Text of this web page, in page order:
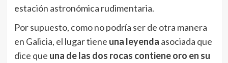
estación astronómica rudimentaria.
Por supuesto, como no podría ser de otra manera
en Galicia, el lugar tiene una leyenda asociada que
dice que una de las dos rocas contiene oro en su